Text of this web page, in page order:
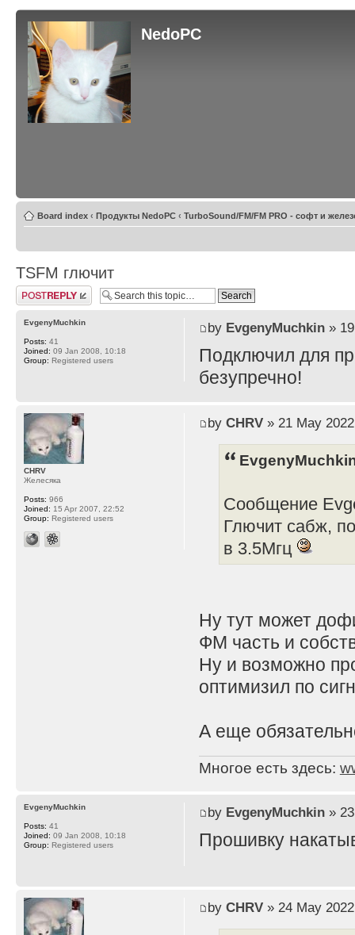
NedoPC
Board index ‹ Продукты NedoPC ‹ TurboSound/FM/FM PRO - софт и
TSFM глючит
Post a reply
by EvgenyMuchkin» 19
Подключил для
безупречно!
EvgenyMuchkin
Posts: 41
Joined: 09 Jan 2008, 10:18
Group: Registered users
by CHRV» 21 May
Сообщение
Глючит сабж,
в 3.5Мгц
Ну тут может
ФМ часть и
Ну и возможно
оптимизил по
А еще
Многое есть здесь:
CHRV
Желесяка
Posts: 966
Joined: 15 Apr 2007, 22:52
Group: Registered users
by EvgenyMuchkin» 23
Прошивку
EvgenyMuchkin
Posts: 41
Joined: 09 Jan 2008, 10:18
Group: Registered users
by CHRV» 24 May